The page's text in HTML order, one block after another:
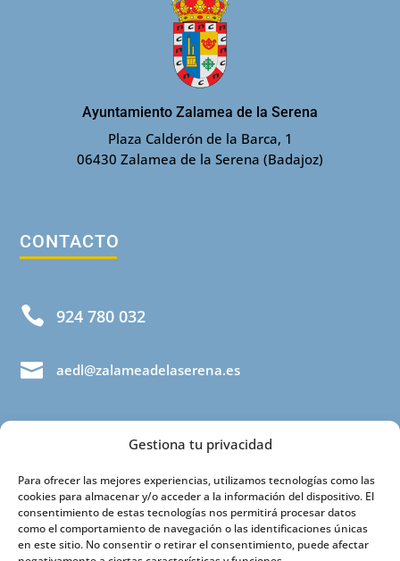
Gestiona tu privacidad
Para ofrecer las mejores experiencias, utilizamos tecnologías como las
cookies para almacenar y/o acceder a la información del dispositivo. El
consentimiento de estas tecnologías nos permitirá procesar datos
como el comportamiento de navegación o las identificaciones únicas
en este sitio. No consentir o retirar el consentimiento, puede afectar
Ayuntamiento Zalamea de la Serena
Plaza Calderón de la Barca, 1
06430 Zalamea de la Serena (Badajoz)
CONTACTO
 924 780 032
 aedl@zalameadelaserena.es
INFORMACIÓN